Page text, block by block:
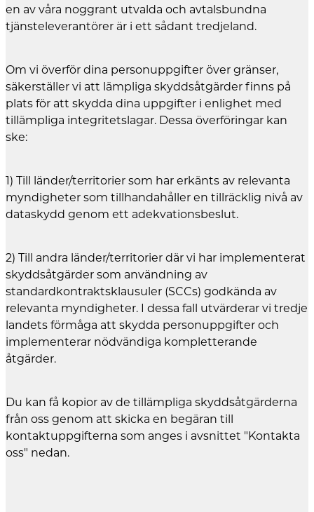
en av våra noggrant utvalda och avtalsbundna
tjänsteleverantörer är i ett sådant tredjeland.
Om vi överför dina personuppgifter över gränser,
säkerställer vi att lämpliga skyddsåtgärder finns på
plats för att skydda dina uppgifter i enlighet med
tillämpliga integritetslagar. Dessa överföringar kan
ske:
1) Till länder/territorier som har erkänts av relevanta
myndigheter som tillhandahåller en tillräcklig nivå av
dataskydd genom ett adekvationsbeslut.
2) Till andra länder/territorier där vi har implementerat
skyddsåtgärder som användning av
standardkontraktsklausuler (SCCs) godkända av
relevanta myndigheter. I dessa fall utvärderar vi tredje
landets förmåga att skydda personuppgifter och
implementerar nödvändiga kompletterande
åtgärder.
Du kan få kopior av de tillämpliga skyddsåtgärderna
från oss genom att skicka en begäran till
kontaktuppgifterna som anges i avsnittet "Kontakta
oss" nedan.